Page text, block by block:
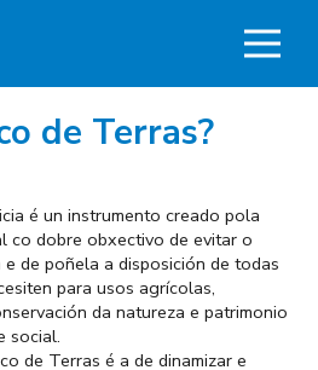
de Terras?
é un instrumento creado pola
co dobre obxectivo de evitar o
de poñela a disposición de todas
para usos agrícolas,
da natureza e patrimonio
social.
de Terras é a de dinamizar e